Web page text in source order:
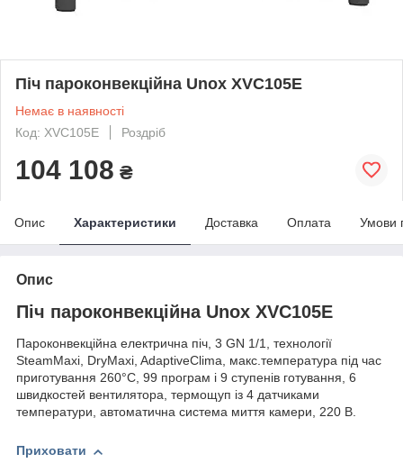
Піч пароконвекційна Unox XVC105E
Немає в наявності
Код: XVC105E
Роздріб
104 108 ₴
Опис Характеристики Доставка Оплата Умови
Опис
Піч пароконвекційна Unox XVC105E
Пароконвекційна електрична піч, 3 GN 1/1, технології
SteamMaxi, DryMaxi, AdaptiveClima, макс.температура під час
приготування 260°С, 99 програм і 9 ступенів готування, 6
швидкостей вентилятора, термощуп із 4 датчиками
температури, автоматична система миття камери, 220 В.
Приховати